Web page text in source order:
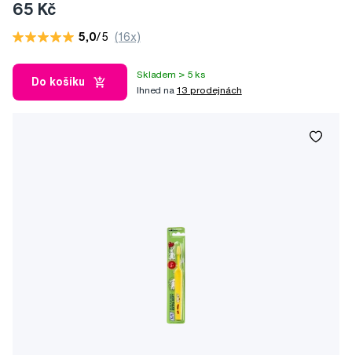
65 Kč
5,0/5 (16x)
Do košíku
Skladem > 5 ks
Ihned na 13 prodejnách